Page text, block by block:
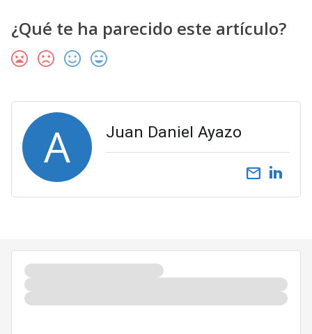
¿Qué te ha parecido este artículo?
A Juan Daniel Ayazo
email